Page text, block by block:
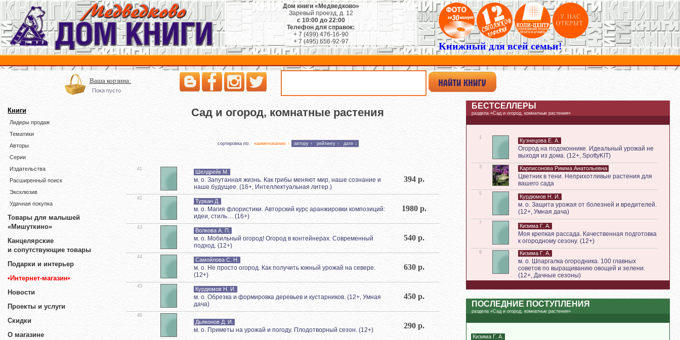
Дом книги «Медведково»
Заревый проезд, д. 12
с 10:00 до 22:00
Телефон для справок:
+ 7 (499) 476-16-90
+ 7 (495) 656-92-97
Книжный для всей семьи!
Ваша корзина:
Пока пусто
Книги
Лидеры продаж
Тематики
Авторы
Серии
Издательства
Расширенный поиск
Эксклюзив
Удачная покупка
Товары для малышей
«Мишуткино»
Канцелярские
и сопутствующие товары
Подарки и интерьер
•Интернет-магазин•
Новости
Проекты и услуги
Скидки
О магазине
Сад и огород, комнатные растения
сортировка по: наименованию ↑ автору ↑ рейтингу ↑ дате ↓
41 Шелдрейк М.
м. о. Запутанная жизнь. Как грибы меняют мир, наше сознание и
наше будущее. (16+, Интеллектуальная литер.)
394 р.
42 Туркан Д.
м. о. Магия флористики. Авторский курс аранжировки композиций:
идеи, стиль… (16+)
1980 р.
43 Волкова А. П.
м. о. Мобильный огород! Огород в контейнерах. Современный
подход. (12+)
540 р.
44 Самойлова С. Н.
м. о. Не просто огород. Как получить южный урожай на севере.
(12+)
630 р.
45 Курдюмов Н. И.
м. о. Обрезка и формировка деревьев и кустарников. (12+, Умная
дача)
450 р.
46
Дьяконов Д. И.
м. о. Приметы на урожай и погоду. Плодотворный сезон. (12+) 290 р.
БЕСТСЕЛЛЕРЫ
раздела «Сад и огород, комнатные растения»
1 Кузнецова Е. А.
Огород на подоконнике. Идеальный урожай не
выходя из дома. (12+, SpottyKIT)
3 Карписонова Римма Анатольевна
Цветник в тени. Неприхотливые растения для
вашего сада
5 Курдюмов Н. И.
м. о. Защита урожая от болезней и вредителей.
(12+, Умная дача)
7 Кизима Г. А.
Моя крепкая рассада. Качественная подготовка
к огородному сезону. (12+)
9 Кизима Г. А.
м. о. Шпаргалка огородника. 100 главных
советов по выращиванию овощей и зелени.
(12+, Дачные сезоны)
ПОСЛЕДНИЕ ПОСТУПЛЕНИЯ
раздела «Сад и огород, комнатные растения»
Кизима Г. А.